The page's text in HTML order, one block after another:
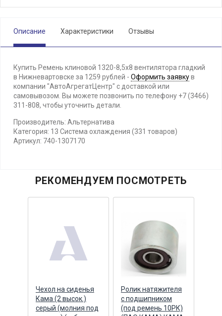
Описание Характеристики Отзывы
Купить Ремень клиновой 1320-8,5х8 вентилятора гладкий
в Нижневартовске за 1259 рублей - Оформить заявкув
компании "АвтоАгрегатЦентр" с доставкой или
самовывозом. Вы можете позвонить по телефону +7 (3466)
311-808, чтобы уточнить детали.
Производитель: Альтернатива
Категория: 13 Система охлаждения (331 товаров)
Артикул: 740-1307170
РЕКОМЕНДУЕМ ПОСМОТРЕТЬ
Чехол на сиденья
Кама (2 высок.)
серый (молния под
Ролик натяжителя
с подшипником
(под ремень 10РК)